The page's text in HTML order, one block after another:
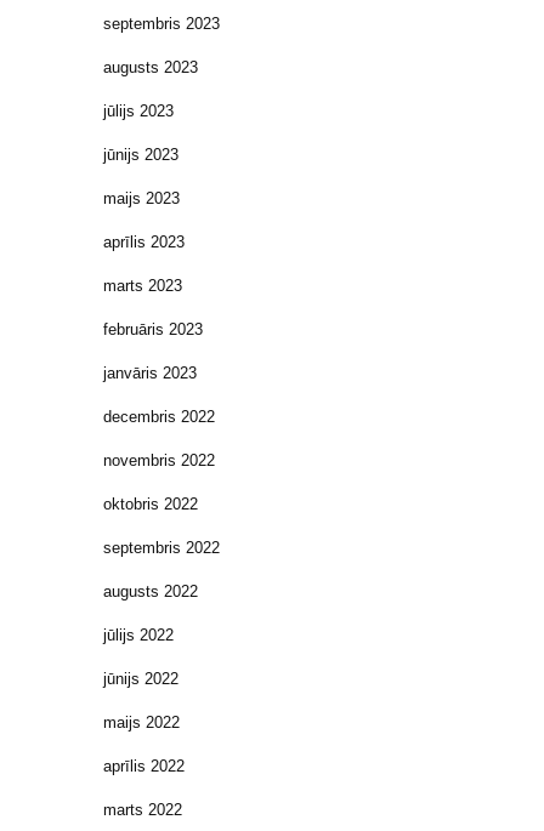
septembris 2023
augusts 2023
jūlijs 2023
jūnijs 2023
maijs 2023
aprīlis 2023
marts 2023
februāris 2023
janvāris 2023
decembris 2022
novembris 2022
oktobris 2022
septembris 2022
augusts 2022
jūlijs 2022
jūnijs 2022
maijs 2022
aprīlis 2022
marts 2022